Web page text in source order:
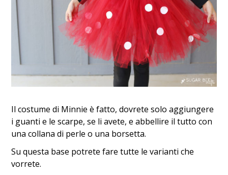
Il costume di Minnie è fatto, dovrete solo aggiungere
i guanti e le scarpe, se li avete, e abbellire il tutto con
una collana di perle o una borsetta.
Su questa base potrete fare tutte le varianti che
vorrete.